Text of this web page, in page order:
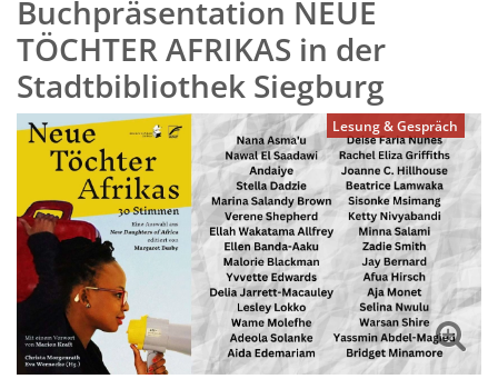
Buchpräsentation NEUE
TÖCHTER AFRIKAS in der
Stadtbibliothek Siegburg
Lesung & Gespräch